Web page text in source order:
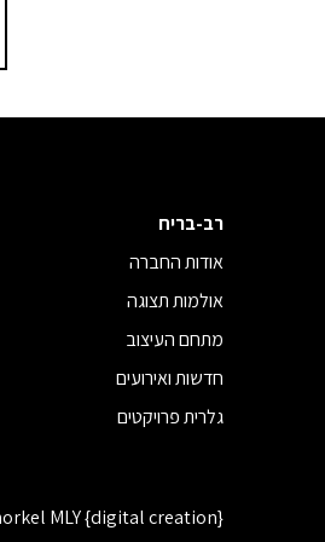
רב-בריח
אודות החברה
אולמות תצוגה
מתחם העיצוב
חדשות ואירועים
גלרית פרויקטים
MLY {digital creation}